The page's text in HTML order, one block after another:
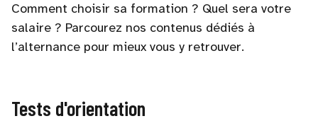
Comment choisir sa formation ? Quel sera votre
salaire ? Parcourez nos contenus dédiés à
l’alternance pour mieux vous y retrouver.
Tests d'orientation